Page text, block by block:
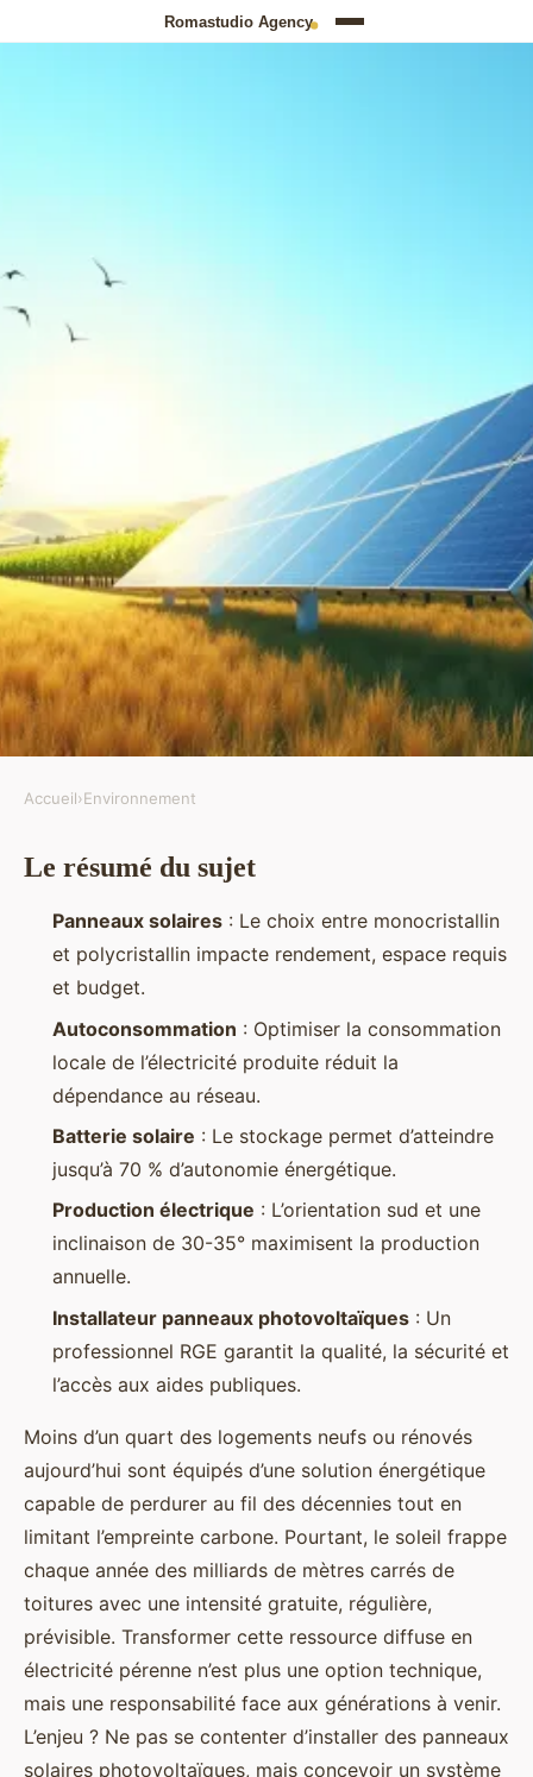
Optimiser la production
d'électricité avec un panneau
solaire photovoltaïque
•22/06/2026 07:31
Accueil›Environnement
Le résumé du sujet
Panneaux solaires : Le choix entre monocristallin
et polycristallin impacte rendement, espace requis
et budget.
Autoconsommation : Optimiser la consommation
locale de l’électricité produite réduit la
dépendance au réseau.
Batterie solaire : Le stockage permet d’atteindre
jusqu’à 70 % d’autonomie énergétique.
Production électrique : L’orientation sud et une
inclinaison de 30-35° maximisent la production
annuelle.
Installateur panneaux photovoltaïques : Un
professionnel RGE garantit la qualité, la sécurité et
l’accès aux aides publiques.
Moins d’un quart des logements neufs ou rénovés
aujourd’hui sont équipés d’une solution énergétique
capable de perdurer au fil des décennies tout en
limitant l’empreinte carbone. Pourtant, le soleil frappe
chaque année des milliards de mètres carrés de
toitures avec une intensité gratuite, régulière,
prévisible. Transformer cette ressource diffuse en
électricité pérenne n’est plus une option technique,
mais une responsabilité face aux générations à venir.
L’enjeu ? Ne pas se contenter d’installer des panneaux
solaires photovoltaïques, mais concevoir un système